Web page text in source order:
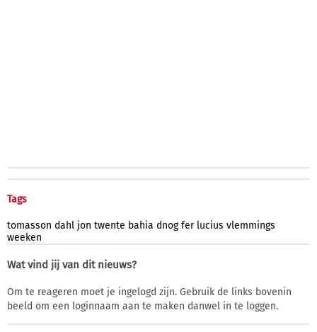
Tags
tomasson dahl jon twente bahia dnog fer lucius vlemmings
weeken
Wat vind jij van dit nieuws?
Om te reageren moet je ingelogd zijn. Gebruik de links bovenin
beeld om een loginnaam aan te maken danwel in te loggen.